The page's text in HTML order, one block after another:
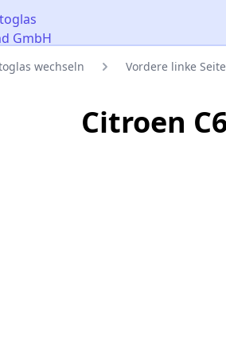
Deutschland GmbH
wechseln Vordere linke
Citroen